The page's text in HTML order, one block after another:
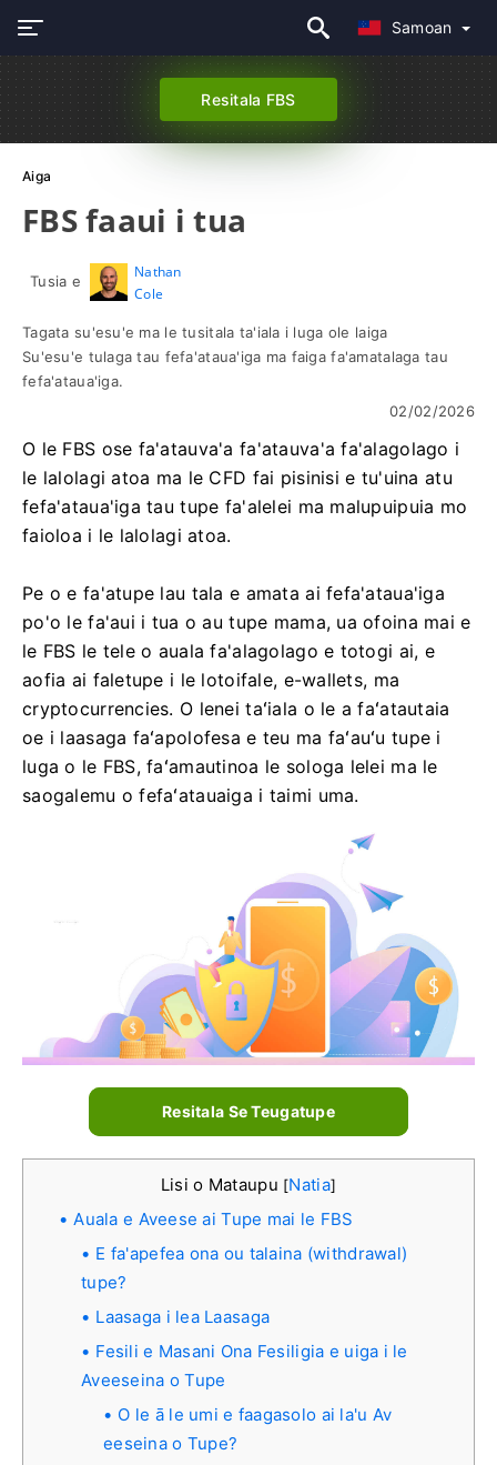
Samoan
Resitala FBS
Aiga
FBS faaui i tua
Tusia e
Nathan
Cole
Tagata su'esu'e ma le tusitala ta'iala i luga ole laiga
Su'esu'e tulaga tau fefa'ataua'iga ma faiga fa'amatalaga tau
fefa'ataua'iga.
02/02/2026
O le FBS ose fa'atauva'a fa'atauva'a fa'alagolago i
le lalolagi atoa ma le CFD fai pisinisi e tu'uina atu
fefa'ataua'iga tau tupe fa'alelei ma malupuipuia mo
faioloa i le lalolagi atoa.
Pe o e fa'atupe lau tala e amata ai fefa'ataua'iga
po'o le fa'aui i tua o au tupe mama, ua ofoina mai e
le FBS le tele o auala fa'alagolago e totogi ai, e
aofia ai faletupe i le lotoifale, e-wallets, ma
cryptocurrencies. O lenei taʻiala o le a faʻatautaia
oe i laasaga faʻapolofesa e teu ma faʻauʻu tupe i
luga o le FBS, faʻamautinoa le sologa lelei ma le
saogalemu o fefaʻatauaiga i taimi uma.
Resitala Se Teugatupe
Lisi o Mataupu [Natia]
Auala e Aveese ai Tupe mai le FBS
E fa'apefea ona ou talaina (withdrawal)
tupe?
Laasaga i lea Laasaga
Fesili e Masani Ona Fesiligia e uiga i le
Aveeseina o Tupe
O le ā le umi e faagasolo ai la'u Av
eeseina o Tupe?